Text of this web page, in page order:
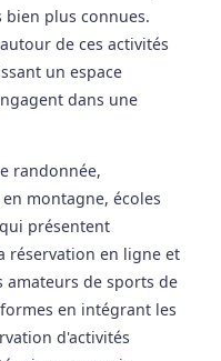
bien plus connues.
de ces activités
un espace
dans une
randonnée,
montagne, écoles
présentent
réservation en ligne et
de sports de
en intégrant les
d'activités